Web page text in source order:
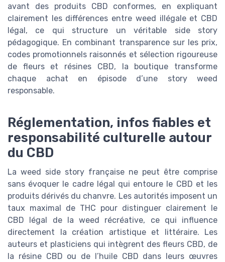
avant des produits CBD conformes, en expliquant
clairement les différences entre weed illégale et CBD
légal, ce qui structure un véritable side story
pédagogique. En combinant transparence sur les prix,
codes promotionnels raisonnés et sélection rigoureuse
de fleurs et résines CBD, la boutique transforme
chaque achat en épisode d’une story weed
responsable.
Réglementation, infos fiables et
responsabilité culturelle autour
du CBD
La weed side story française ne peut être comprise
sans évoquer le cadre légal qui entoure le CBD et les
produits dérivés du chanvre. Les autorités imposent un
taux maximal de THC pour distinguer clairement le
CBD légal de la weed récréative, ce qui influence
directement la création artistique et littéraire. Les
auteurs et plasticiens qui intègrent des fleurs CBD, de
la résine CBD ou de l’huile CBD dans leurs œuvres